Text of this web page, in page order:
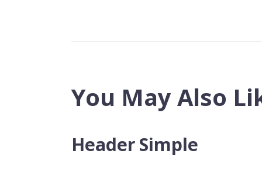
You May Also
Header Simple